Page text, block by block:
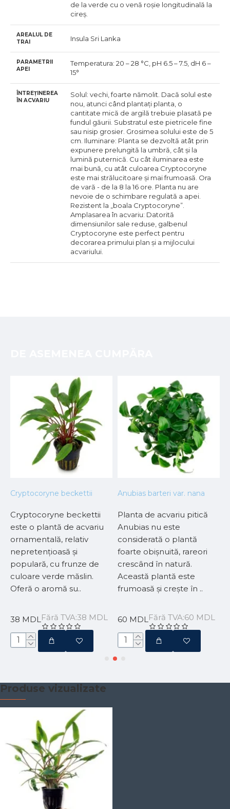
de la verde cu o venă roșie longitudinală la
cireș.
AREALUL DE
TRAI
Insula Sri Lanka
PARAMETRII
APEI
Temperatura: 20 – 28 °C, pH 6.5 – 7.5, dH 6 –
15°
ÎNTREȚINEREA
ÎN ACVARIU
Solul: vechi, foarte nămolit. Dacă solul este
nou, atunci când plantați planta, o
cantitate mică de argilă trebuie plasată pe
fundul găurii. Substratul este pietricele fine
sau nisip grosier. Grosimea solului este de 5
cm. Iluminare: Planta se dezvoltă atât prin
expunere prelungită la umbră, cât și la
lumină puternică. Cu cât iluminarea este
mai bună, cu atât culoarea Cryptocoryne
este mai strălucitoare și mai frumoasă. Ora
de vară - de la 8 la 16 ore. Planta nu are
nevoie de o schimbare regulată a apei.
Rezistent la „boala Cryptocoryne”.
Amplasarea în acvariu: Datorită
dimensiunilor sale reduse, galbenul
Cryptocoryne este perfect pentru
decorarea primului plan și a mijlocului
acvariului.
Cryptocoryne beckettii
Cryptocoryne beckettii
este o plantă de acvariu
ornamentală, relativ
nepretențioasă și
populară, cu frunze de
culoare verde măslin.
Oferă o aromă su..
38 MDLFără TVA:38 MDL
Anubias barteri var. nana
Planta de acvariu pitică
Anubias nu este
considerată o plantă
foarte obișnuită, rareori
crescând în natură.
Această plantă este
frumoasă și crește în ..
60 MDLFără TVA:60 MDL
Produse vizualizate